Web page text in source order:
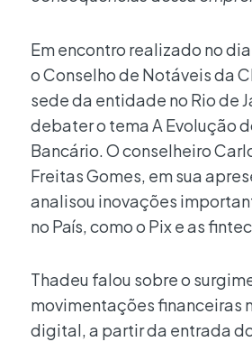
Em encontro realizado no
o Conselho de Notáveis da
sede da entidade no Rio de
debater o tema A Evolução
Bancário. O conselheiro
Freitas Gomes, em sua
analisou inovações
no País, como o Pix e as
Thadeu falou sobre o
movimentações financeiras
digital, a partir da entrada